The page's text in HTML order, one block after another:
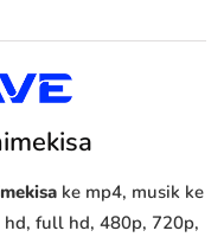
ke mp4, musik ke
full hd, 480p, 720p,